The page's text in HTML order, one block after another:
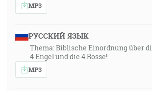
MP3
РУССКИЙ ЯЗЫК
Thema: Biblische Einordnung über
4 Engel und die 4 Rosse!
MP3